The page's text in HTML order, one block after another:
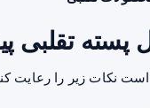
تقلبی
نکات زیر را رعایت